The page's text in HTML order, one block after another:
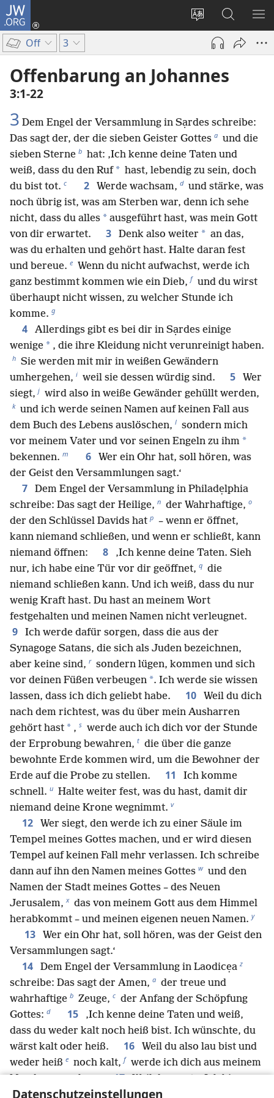
Datenschutzeinstellungen
JW.ORG
Websitesprache
ändern
Anmelden
(öffnet
Fenster)
Suche
Off 3
Offenbarung an Johannes
3:1-22
3 Dem Engel der Versammlung in Sạrdes schreibe:
Das sagt der, der die sieben Geister Gottes a und die
sieben Sterne b hat: ‚Ich kenne deine Taten und
weiß, dass du den Ruf * hast, lebendig zu sein, doch
du bist tot. c 2 Werde wachsam, d und stärke, was
noch übrig ist, was am Sterben war, denn ich sehe
nicht, dass du alles * ausgeführt hast, was mein Gott
von dir erwartet.
3 Denk also weiter * an das,
was du erhalten und gehört hast. Halte daran fest
und bereue. e Wenn du nicht aufwachst, werde ich
ganz bestimmt kommen wie ein Dieb, f und du wirst
überhaupt nicht wissen, zu welcher Stunde ich
komme. g
4
Allerdings gibt es bei dir in Sạrdes einige
wenige * , die ihre Kleidung nicht verunreinigt haben.
h Sie werden mit mir in weißen Gewändern
umhergehen, i weil sie dessen würdig sind. 5
Wer
siegt, j wird also in weiße Gewänder gehüllt werden,
k und ich werde seinen Namen auf keinen Fall aus
dem Buch des Lebens auslöschen, l sondern mich
vor meinem Vater und vor seinen Engeln zu ihm *
bekennen. m 6
Wer ein Ohr hat, soll hören, was
der Geist den Versammlungen sagt.‘
7
Dem Engel der Versammlung in Philadẹlphia
schreibe: Das sagt der Heilige, n der Wahrhaftige, o
der den Schlüssel Davids hat p – wenn er öffnet,
kann niemand schließen, und wenn er schließt, kann
niemand öffnen:
8
‚Ich kenne deine Taten. Sieh
nur, ich habe eine Tür vor dir geöffnet, q die
niemand schließen kann. Und ich weiß, dass du nur
wenig Kraft hast. Du hast an meinem Wort
festgehalten und meinen Namen nicht verleugnet.
9
Ich werde dafür sorgen, dass die aus der
Synagoge Satans, die sich als Juden bezeichnen,
aber keine sind, r sondern lügen, kommen und sich
vor deinen Füßen verbeugen *. Ich werde sie wissen
lassen, dass ich dich geliebt habe.
10
Weil du dich
nach dem richtest, was du über mein Ausharren
gehört hast * , s werde auch ich dich vor der Stunde
der Erprobung bewahren, t die über die ganze
bewohnte Erde kommen wird, um die Bewohner der
Erde auf die Probe zu stellen.
11
Ich komme
schnell. u Halte weiter fest, was du hast, damit dir
niemand deine Krone wegnimmt. v
12
Wer siegt, den werde ich zu einer Säule im
Tempel meines Gottes machen, und er wird diesen
Tempel auf keinen Fall mehr verlassen. Ich schreibe
dann auf ihn den Namen meines Gottes w und den
Namen der Stadt meines Gottes – des Neuen
Jerusalem, x das von meinem Gott aus dem Himmel
herabkommt – und meinen eigenen neuen Namen. y
13
Wer ein Ohr hat, soll hören, was der Geist den
Versammlungen sagt.‘
14 Dem Engel der Versammlung in Laodicẹa z
schreibe: Das sagt der Amen, a der treue und
wahrhaftige b Zeuge, c der Anfang der Schöpfung
Gottes: d 15
‚Ich kenne deine Taten und weiß,
dass du weder kalt noch heiß bist. Ich wünschte, du
wärst kalt oder heiß.
16
Weil du also lau bist und
weder heiß e noch kalt, f werde ich dich aus meinem
Mund ausspucken. 17 Weil du sagst: „Ich bin
reich, g habe Reichtum erworben und brauche gar